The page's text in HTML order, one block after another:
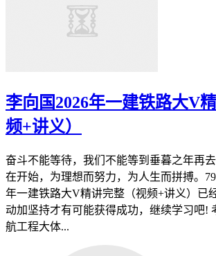
李向国2026年一建铁路大V
频+讲义）
奋斗不能等待，我们不能等到垂暮之年再
在开始，为理想而努力，为人生而拼搏。
年一建铁路大V精讲完整（视频+讲义）已
动加坚持才有可能获得成功，继续学习吧!
航工程大体...